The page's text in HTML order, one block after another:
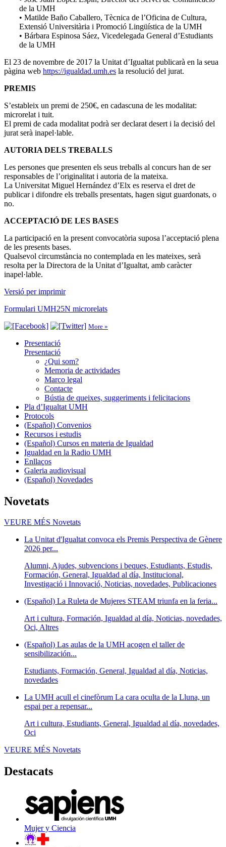
de la UMH
• Matilde Baño Caballero, Tècnica de l’Oficina de Cultura,
Extensió Universitària i Promoció Lingüística de la UMH
• Bárbara Espinosa Sáez, Vicedelegada General d’Estudiants
de la UMH
El 23 de novembre de 2017 la Unitat d’Igualtat publicarà en la seua
pàgina web https://igualdad.umh.es la resolució del jurat.
PREMIS
S’estableix un premi de 250€, en cadascuna de les modalitat:
microrelat i tuit.
El premi de cada modalitat podrà ser declarat desert i la decisió del
jurat serà inapel·lable.
AUTORIA DELS TREBALLS
Les persones que presenten els seus treballs al concurs han de ser
responsables de l’originalitat i autoria de la mateixa.
La Universitat Miguel Hernández d’Elx es reserva el dret de
publicar i difondre els treballs presentats, hagen sigut guardonats, o
no.
ACCEPTACIÓ DE LES BASES
La participació en la present convocatòria suposa l’acceptació plena
de les presents bases.
Qualsevol circumstància no contemplada en les mateixes, serà
resolta per la Directora de la Unitat d’Igualtat, amb caràcter
inapel·lable.
Versió per imprimir
Formulari UMH25N microrelats
More »
Presentació
Presentació
¿Qui som?
Memoria de actividades
Marco legal
Contacte
Bústia de queixes, suggeriments i felicitacions
Pla d’Igualtat UMH
Protocols
(Español) Convenios
Recursos i estudis
(Español) Cursos en materia de Igualdad
Igualdad en la Radio UMH
Enllaços
Galeria audiovisual
(Español) Novedades
Novetats
VEURE MÉS Novetats
La Unitat d'Igualtat convoca els Premis Perspectiva de Gènere
2026 per...
Alumni, Ajudes, subvencions i beques, Estudiants, Estudis,
Formación, General, Igualdad al día, Institucional,
Investigació i Innovació, Noticias, novedades, Publicaciones
(Español) La Ruleta de Mujeres STEAM triunfa en la feria...
Art i cultura, Formación, Igualdad al día, Noticias, novedades,
Oci, Altres
(Español) Las aulas de la UMH acogen el taller de
sensibilización...
Estudiants, Formación, General, Igualdad al día, Noticias,
novedades
La UMH acull el cinefòrum La cara oculta de la Lluna, un
espai per a repensar...
Art i cultura, Estudiants, General, Igualdad al día, novedades,
Oci
VEURE MÉS Novetats
Destacats
Mujer y Ciencia